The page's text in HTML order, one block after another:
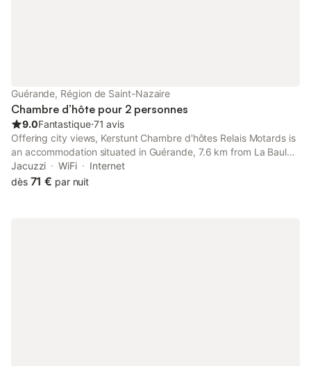
Guérande, Région de Saint-Nazaire
Chambre d’hôte pour 2 personnes
9.0Fantastique⋅71 avis
Offering city views, Kerstunt Chambre d'hôtes Relais Motards is
an accommodation situated in Guérande, 7.6 km from La Baule-
Escoublac Train Station and 8.6 km from Atlantia-Palace of La
Baule Conference. It is located 9.
Jacuzzi WiFi
Internet
dès 71 € par nuit